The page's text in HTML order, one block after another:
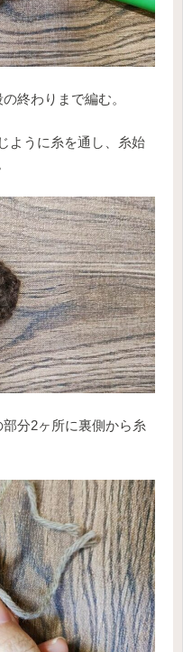
終わりまで編む。
ように糸を通し、糸始
分2ヶ所に裏側から糸